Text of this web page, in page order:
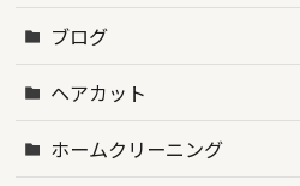
ブログ
ヘアカット
ホームクリーニング